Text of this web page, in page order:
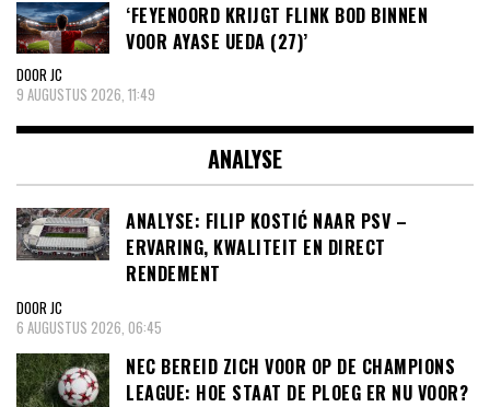
‘FEYENOORD KRIJGT FLINK BOD BINNEN
VOOR AYASE UEDA (27)’
DOOR JC
9 AUGUSTUS 2026, 11:49
ANALYSE
ANALYSE: FILIP KOSTIĆ NAAR PSV –
ERVARING, KWALITEIT EN DIRECT
RENDEMENT
DOOR JC
6 AUGUSTUS 2026, 06:45
NEC BEREID ZICH VOOR OP DE CHAMPIONS
LEAGUE: HOE STAAT DE PLOEG ER NU VOOR?